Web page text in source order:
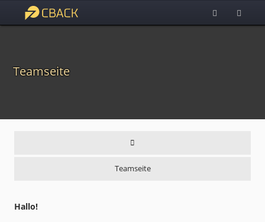
Teamseite
Teamseite
Hallo!